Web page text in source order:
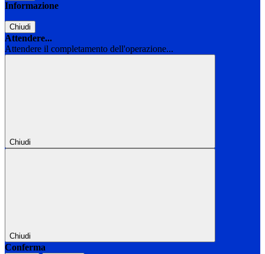
Informazione
Chiudi
Attendere...
Attendere il completamento dell'operazione...
Chiudi
Chiudi
Conferma